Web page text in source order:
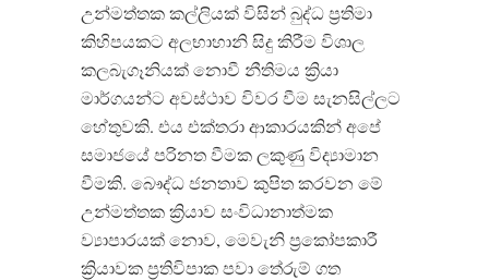
උන්මත්තක කල්ලියක් විසින් බුද්ධ ප්‍රතිමා
කිහිපයකට අලභාහානි සිදු කිරීම විශාල
කලබැගෑනියක් නොවී නීතිමය ක්‍රියා
මාර්ගයන්ට අවස්ථාව විවර වීම සැනසිල්ලට
හේතුවකි. එය එක්තරා ආකාරයකින් අපේ
සමාජයේ පරිනත වීමක ලකුණු විද්‍යාමාන
වීමකි. බෞද්ධ ජනතාව කුපිත කරවන මේ
උන්මත්තක ක්‍රියාව සංවිධානාත්මක
ව්‍යාපාරයක් නොව, මෙවැනි ප්‍රකෝපකාරී
ක්‍රියාවක ප්‍රතිවිපාක පවා තේරුම් ගත